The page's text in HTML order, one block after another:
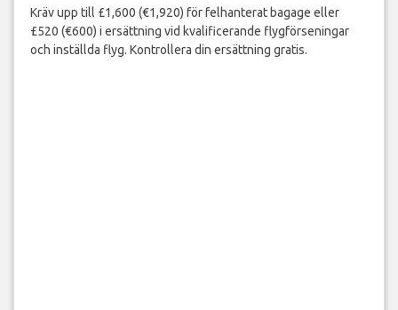
Kräv upp till £1,600 (€1,920) för felhanterat bagage eller
£520 (€600) i ersättning vid kvalificerande flygförseningar
och inställda flyg. Kontrollera din ersättning gratis.